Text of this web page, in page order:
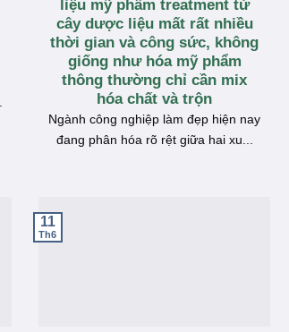
liệu mỹ phẩm treatment từ
cây dược liệu mất rất nhiều
thời gian và công sức, không
giống như hóa mỹ phẩm
thông thường chỉ cần mix
hóa chất và trộn
Ngành công nghiệp làm đẹp hiện nay
đang phân hóa rõ rệt giữa hai xu...
11
Th6